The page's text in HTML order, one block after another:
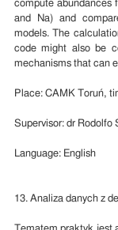
compute abundances
and Na) and
models. The
code might also be
mechanisms that can
Place: CAMK Toruń,
Supervisor: dr Rodolfo
Language: English
13. Analiza danych z